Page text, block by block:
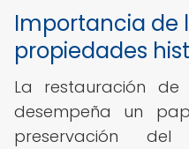
Importancia de
propiedades
La restauración de
desempeña un
preservación